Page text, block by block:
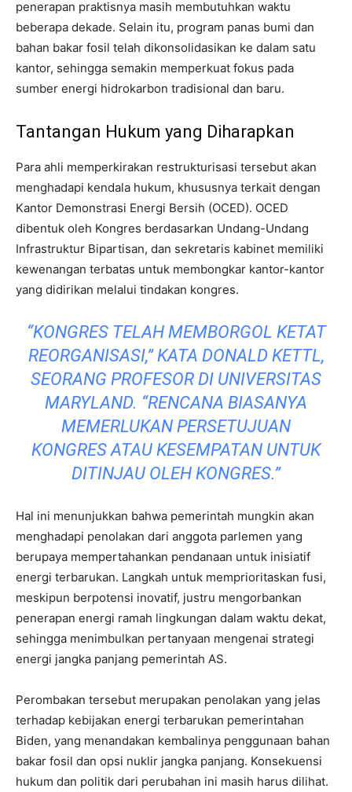
penerapan praktisnya masih membutuhkan waktu
beberapa dekade. Selain itu, program panas bumi dan
bahan bakar fosil telah dikonsolidasikan ke dalam satu
kantor, sehingga semakin memperkuat fokus pada
sumber energi hidrokarbon tradisional dan baru.
Tantangan Hukum yang Diharapkan
Para ahli memperkirakan restrukturisasi tersebut akan
menghadapi kendala hukum, khususnya terkait dengan
Kantor Demonstrasi Energi Bersih (OCED). OCED
dibentuk oleh Kongres berdasarkan Undang-Undang
Infrastruktur Bipartisan, dan sekretaris kabinet memiliki
kewenangan terbatas untuk membongkar kantor-kantor
yang didirikan melalui tindakan kongres.
“KONGRES TELAH MEMBORGOL KETAT
REORGANISASI,” KATA DONALD KETTL,
SEORANG PROFESOR DI UNIVERSITAS
MARYLAND. “RENCANA BIASANYA
MEMERLUKAN PERSETUJUAN
KONGRES ATAU KESEMPATAN UNTUK
DITINJAU OLEH KONGRES.”
Hal ini menunjukkan bahwa pemerintah mungkin akan
menghadapi penolakan dari anggota parlemen yang
berupaya mempertahankan pendanaan untuk inisiatif
energi terbarukan. Langkah untuk memprioritaskan fusi,
meskipun berpotensi inovatif, justru mengorbankan
penerapan energi ramah lingkungan dalam waktu dekat,
sehingga menimbulkan pertanyaan mengenai strategi
energi jangka panjang pemerintah AS.
Perombakan tersebut merupakan penolakan yang jelas
terhadap kebijakan energi terbarukan pemerintahan
Biden, yang menandakan kembalinya penggunaan bahan
bakar fosil dan opsi nuklir jangka panjang. Konsekuensi
hukum dan politik dari perubahan ini masih harus dilihat.